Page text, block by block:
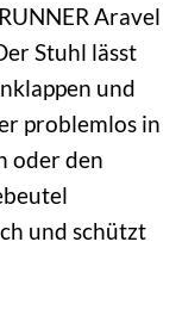
Aravel
Stuhl lässt
und
problemlos in
oder den
und schützt